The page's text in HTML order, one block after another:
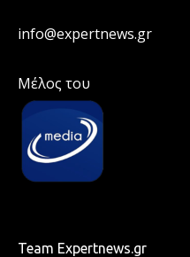
info@expertnews.gr
Μέλος του
Team Expertnews.gr